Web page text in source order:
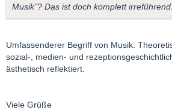
Musik"? Das ist doch komplett irreführend.
Umfassenderer Begriff von Musik:
sozial-, medien- und
ästhetisch reflektiert.
Viele Grüße